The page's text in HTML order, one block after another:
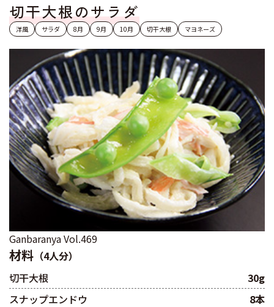
切干大根のサラダ
洋風 サラダ 8月 9月 10月 切干大根 マヨネーズ
Ganbaranya Vol.469
材料 （4人分）
切干大根
30g
スナップエンドウ
8本